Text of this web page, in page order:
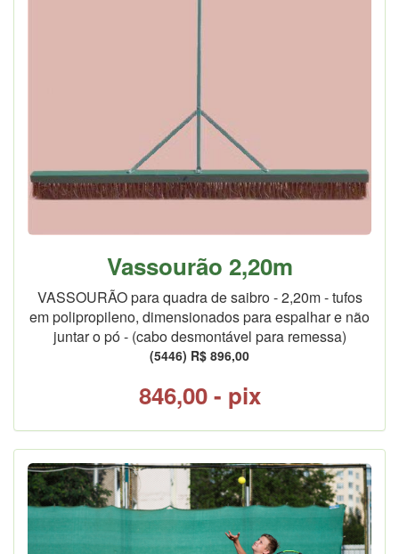
Vassourão 2,20m
VASSOURÃO para quadra de saibro - 2,20m - tufos
em polipropileno, dimensionados para espalhar e não
juntar o pó - (cabo desmontável para remessa)
(5446) R$ 896,00
846,00 - pix